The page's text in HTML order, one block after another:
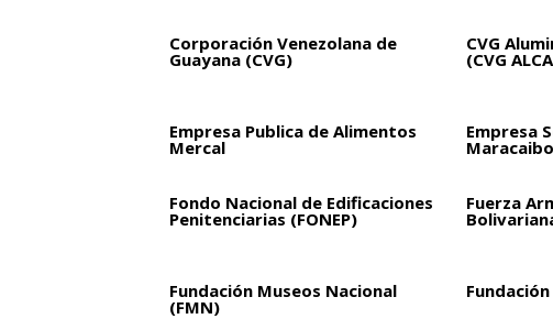
Corporación Venezolana de
Guayana (CVG)
CVG
(CVG
Empresa Publica de Alimentos
Mercal
Empresa
Fondo Nacional de Edificaciones
Penitenciarias (FONEP)
Fuerza
Fundación Museos Nacional
(FMN)